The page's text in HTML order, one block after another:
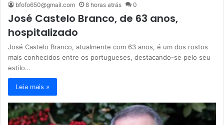
bfofo650@gmail.com 8 horas atrás 0
José Castelo Branco, de 63 anos,
hospitalizado
José Castelo Branco, atualmente com 63 anos, é um dos rostos
mais conhecidos entre os portugueses, destacando-se pelo seu
estilo…
Leia mais »